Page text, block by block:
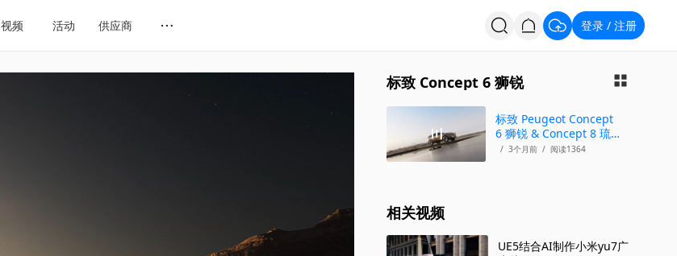
视频 活动 供应商 登录 / 注册
标致 Concept 6 狮锐
标致 Peugeot Concept
6 狮锐 & Concept 8 琉明
概念 2026
/ 3个月前 / 阅读1364
相关视频
UE5结合AI制作小米yu7广